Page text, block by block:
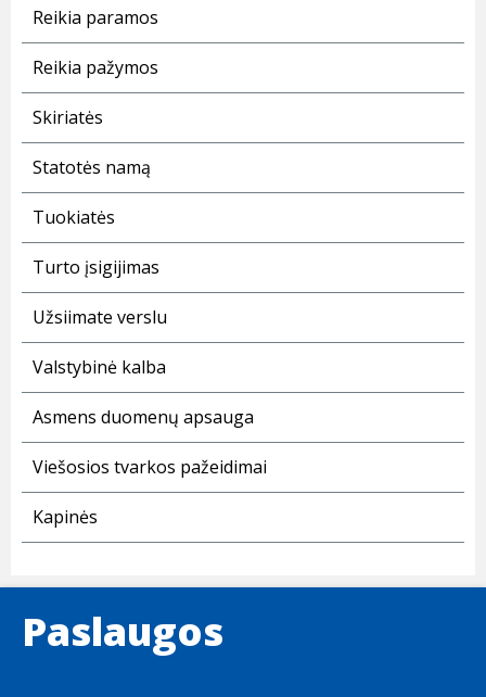
Reikia paramos
Reikia pažymos
Skiriatės
Statotės namą
Tuokiatės
Turto įsigijimas
Užsiimate verslu
Valstybinė kalba
Asmens duomenų apsauga
Viešosios tvarkos pažeidimai
Kapinės
Paslaugos